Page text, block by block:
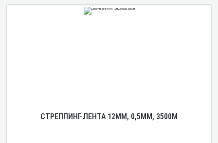
СТРЕППИНГ-ЛЕНТА 12ММ, 0,5ММ, 3500М